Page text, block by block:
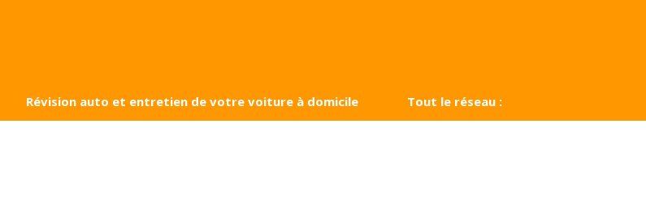
Révision auto et entretien de votre voiture à domicile Tout le réseau :